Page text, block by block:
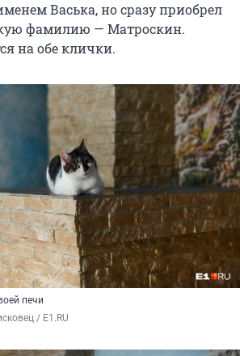
Васька, но сразу приобрел
фамилию — Матроскин.
на обе клички.
печи
/ E1.RU